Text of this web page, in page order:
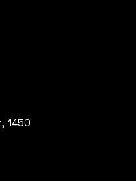
1450